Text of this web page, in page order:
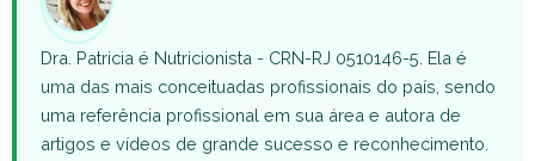
Dra. Patricia é Nutricionista - CRN-RJ 0510146-5. Ela é
uma das mais conceituadas profissionais do país, sendo
uma referência profissional em sua área e autora de
artigos e vídeos de grande sucesso e reconhecimento.